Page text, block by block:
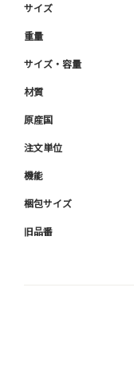
サイズ
重量
サイズ・容量
材質
原産国
注文単位
機能
梱包サイズ
旧品番